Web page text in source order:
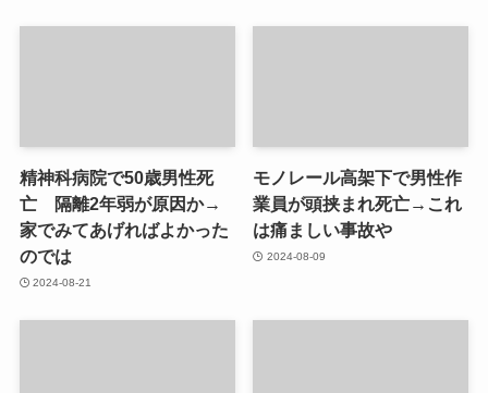
精神科病院で50歳男性死
亡 隔離2年弱が原因か→
家でみてあげればよかった
のでは
2024-08-21
モノレール高架下で男性作
業員が頭挟まれ死亡→これ
は痛ましい事故や
2024-08-09